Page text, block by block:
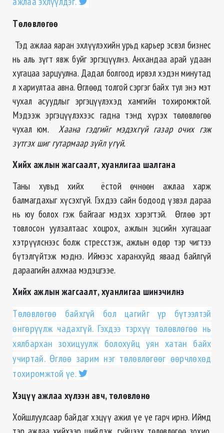
Төлөвлөгөө
Тэд ажлаа яаран эхлүүлэхийн урьд карьер эсвэл бизнес
нь аль зүгт явж буйг эргэцүүлнэ. Анхандаа арай удаан
хугацаа зарцуулна. Дадал болгоод ирвэл хэдэн минутад
л хариултаа авна. Өглөөд толгой сэргэг байх тул энэ мэт
чухал асуудлыг эргэцүүлэхэд хамгийн тохиромжтой.
Мэдээж эргэцүүлэхээс гадна тэнд хүрэх төлөвлөгөө
чухал юм.Хаана гэдгийг мэдэхгүй газар очих гэж
зүтгэх шиг гутармаар зүйл үгүй.
Хийх ажлын жагсаалт, хуанлигаа шалгана
Таны хувьд хийх ёстой өчнөөн ажлаа харж
балмагдахыг хүсэхгүй. Гэхдээ сайн бодоод үзвэл дараа
нь юу болох гэж байгааг мэдэх хэрэгтэй. Өглөө эрт
товлосон уулзалтаас хоцрох, ажлын эцсийн хугацааг
хэтрүүлснээс болж стресстэж, ажлын өдөр тэр чигтээ
бүтэлгүйтэж мэднэ. Иймээс харанхуйд яваад байлгүй
дараагийн алхмаа мэдэцгээе.
Хийх ажлын жагсаалт, хуанлигаа шинэчилнэ
Төлөвлөгөө байхгүй бол цагийг үр бүтээлтэй
өнгөрүүлж чадахгүй. Гэхдээ тэрхүү төлөвлөгөө нь
хялбархан зохицуулж болохуйц уян хатан байх
учиртай. Өглөө зарим нэг төлөвлөгөөг өөрчлөхөд
тохиромжтой үе.
Хэцүү ажлаа хүлээн авч, төлөвлөнө
Хойшлуулсаар байдаг хэцүү ажил үе үе гарч ирнэ. Иймд